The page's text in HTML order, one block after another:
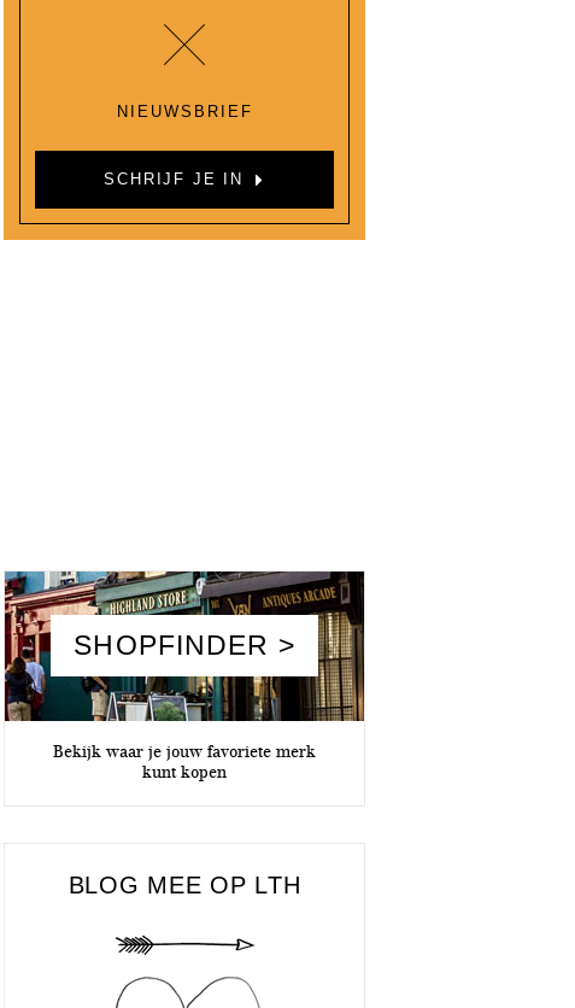
NIEUWSBRIEF
SCHRIJF JE IN
SHOPFINDER >
Bekijk waar je jouw favoriete merk
kunt kopen
BLOG MEE OP LTH